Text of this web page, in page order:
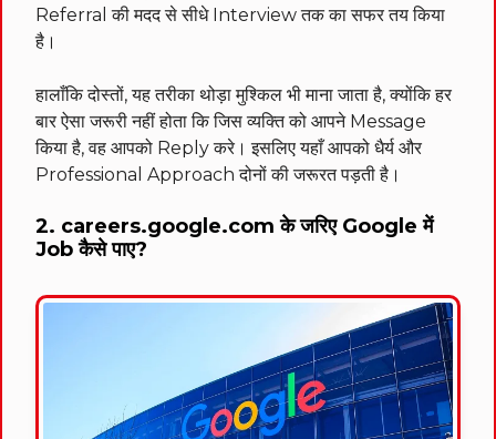
Referral की मदद से सीधे Interview तक का सफर तय किया
है।
हालाँकि दोस्तों, यह तरीका थोड़ा मुश्किल भी माना जाता है, क्योंकि हर
बार ऐसा जरूरी नहीं होता कि जिस व्यक्ति को आपने Message
किया है, वह आपको Reply करे। इसलिए यहाँ आपको धैर्य और
Professional Approach दोनों की जरूरत पड़ती है।
2. careers.google.com के जरिए Google में
Job कैसे पाए?